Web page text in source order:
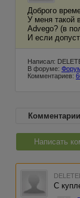
Доброго
У меня такой
Advego? (в
И если
Написал:
В форуме:
Комментариев:
Комментарии
Написать
С